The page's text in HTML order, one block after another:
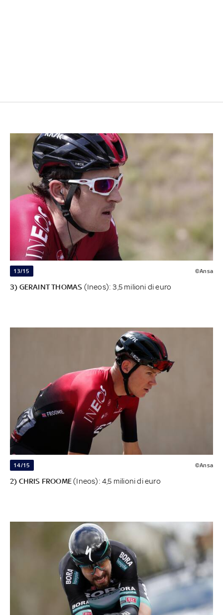
13/15 ©Ansa
3) GERAINT THOMAS (Ineos): 3,5 milioni di euro
14/15 ©Ansa
2) CHRIS FROOME(Ineos): 4,5 milioni di euro